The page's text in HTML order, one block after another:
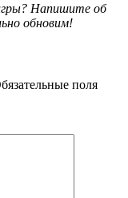
Напишите об
обновим!
поля